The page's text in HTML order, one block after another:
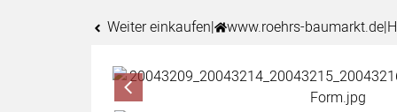
Weiter einkaufen| www.roehrs-baumarkt.de|
Produktgalerie
Zur Kaufbox springen